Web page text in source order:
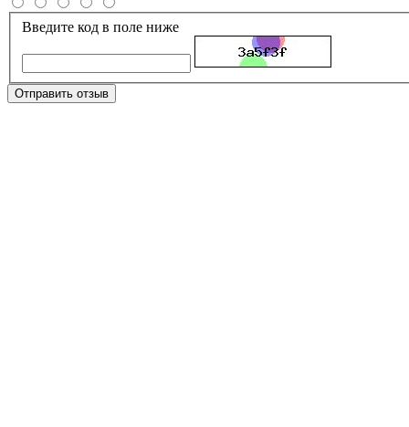
Введите код в поле ниже
Отправить отзыв